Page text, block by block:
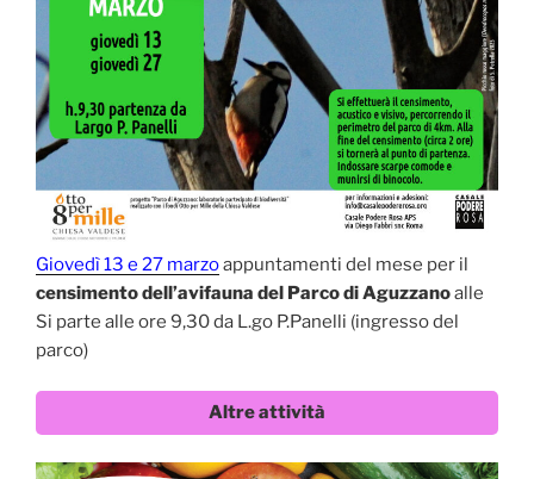
Giovedì 13 e 27 marzoappuntamenti del mese per il
censimento dell’avifauna del Parco di Aguzzanoalle
Si parte alle ore 9,30 da L.go P.Panelli (ingresso del
parco)
Altre attività